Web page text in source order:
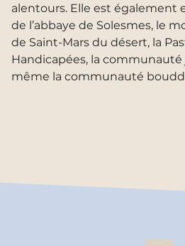
alentours. Elle est également
de l’abbaye de Solesmes, le
de Saint-Mars du désert, la
Handicapées, la
même la communauté